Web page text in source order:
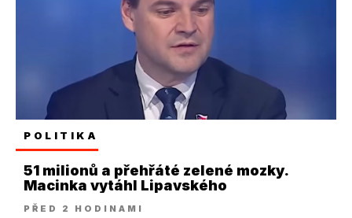
POLITIKA
51 milionů a přehřáté zelené mozky.
Macinka vytáhl Lipavského
PŘED 2 HODINAMI